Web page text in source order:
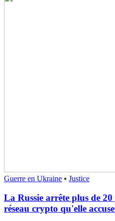
Guerre en Ukraine • Justice
La Russie arrête plus de
réseau crypto qu'elle